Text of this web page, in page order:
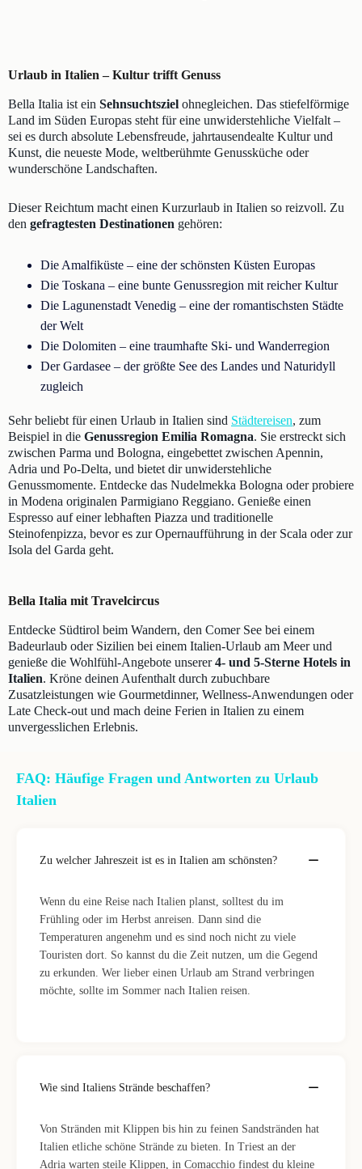
Urlaub in Italien – Kultur trifft Genuss
Bella Italia ist ein Sehnsuchtsziel ohnegleichen. Das stiefelförmige
Land im Süden Europas steht für eine unwiderstehliche Vielfalt –
sei es durch absolute Lebensfreude, jahrtausendealte Kultur und
Kunst, die neueste Mode, weltberühmte Genussküche oder
wunderschöne Landschaften.
Dieser Reichtum macht einen Kurzurlaub in Italien so reizvoll. Zu
den gefragtesten Destinationen gehören:
Die Amalfiküste – eine der schönsten Küsten Europas
Die Toskana – eine bunte Genussregion mit reicher Kultur
Die Lagunenstadt Venedig – eine der romantischsten Städte
der Welt
Die Dolomiten – eine traumhafte Ski- und Wanderregion
Der Gardasee – der größte See des Landes und Naturidyll
zugleich
Sehr beliebt für einen Urlaub in Italien sind Städtereisen, zum
Beispiel in die Genussregion Emilia Romagna. Sie erstreckt sich
zwischen Parma und Bologna, eingebettet zwischen Apennin,
Adria und Po-Delta, und bietet dir unwiderstehliche
Genussmomente. Entdecke das Nudelmekka Bologna oder probiere
in Modena originalen Parmigiano Reggiano. Genieße einen
Espresso auf einer lebhaften Piazza und traditionelle
Steinofenpizza, bevor es zur Opernaufführung in der Scala oder zur
Isola del Garda geht.
Bella Italia mit Travelcircus
Entdecke Südtirol beim Wandern, den Comer See bei einem
Badeurlaub oder Sizilien bei einem Italien-Urlaub am Meer und
genieße die Wohlfühl-Angebote unserer4- und 5-Sterne Hotels in
Italien. Kröne deinen Aufenthalt durch zubuchbare
Zusatzleistungen wie Gourmetdinner, Wellness-Anwendungen oder
Late Check-out und mach deine Ferien in Italien zu einem
unvergesslichen Erlebnis.
FAQ: Häufige Fragen und Antworten zu Urlaub
Italien
Zu welcher Jahreszeit ist es in Italien am schönsten?
Wenn du eine Reise nach Italien planst, solltest du im
Frühling oder im Herbst anreisen. Dann sind die
Temperaturen angenehm und es sind noch nicht zu viele
Touristen dort. So kannst du die Zeit nutzen, um die Gegend
zu erkunden. Wer lieber einen Urlaub am Strand verbringen
möchte, sollte im Sommer nach Italien reisen.
Wie sind Italiens Strände beschaffen?
Von Stränden mit Klippen bis hin zu feinen Sandstränden hat
Italien etliche schöne Strände zu bieten. In Triest an der
Adria warten steile Klippen, in Comacchio findest du kleine